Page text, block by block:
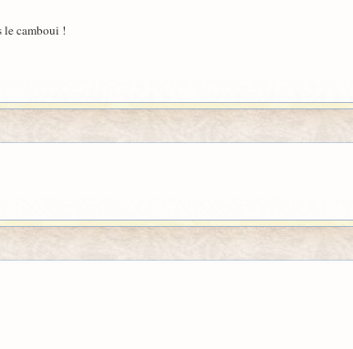
le camboui !